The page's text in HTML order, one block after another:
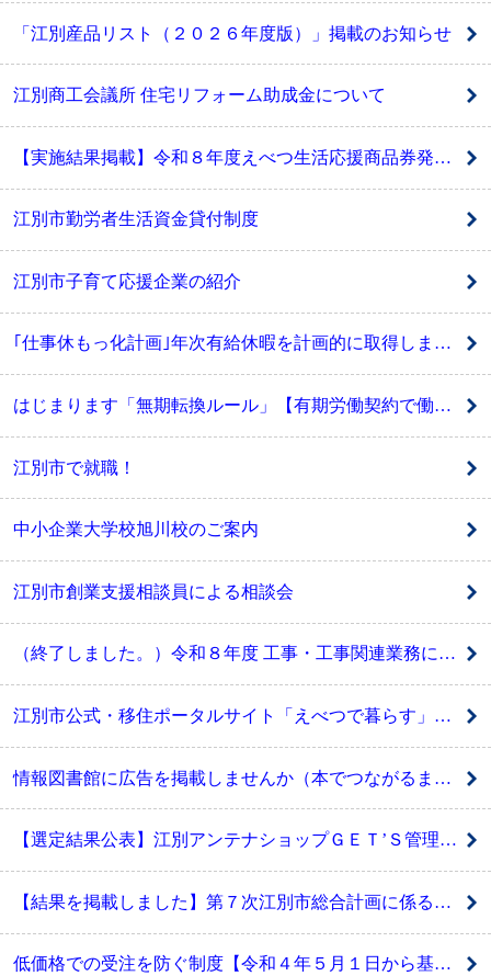
「江別産品リスト（２０２６年度版）」掲載のお知らせ
江別商工会議所 住宅リフォーム助成金について
【実施結果掲載】令和８年度えべつ生活応援商品券発行運営業務委託 公募型プロポーザルを実施します
江別市勤労者生活資金貸付制度
江別市子育て応援企業の紹介
｢仕事休もっ化計画｣年次有給休暇を計画的に取得しましょう （事業主･労働者の皆さまへ）
はじまります「無期転換ルール」【有期労働契約で働く皆さま、企業の皆さまへ】
江別市で就職！
中小企業大学校旭川校のご案内
江別市創業支援相談員による相談会
（終了しました。）令和８年度 工事・工事関連業務に係る競争入札参加資格の登録受付について【中間登録】
江別市公式・移住ポータルサイト「えべつで暮らす」に広告を掲載しませんか
情報図書館に広告を掲載しませんか（本でつながるまちづくり事業）
【選定結果公表】江別アンテナショップＧＥＴ’Ｓ管理運営及びリニューアル業務委託に係る公募型プロポーザルの実施について
【結果を掲載しました】第７次江別市総合計画に係る計画書デザイン及び紹介動画作成業務に係る公募型プロポーザルを実施します（公募終了）
低価格での受注を防ぐ制度【令和４年５月１日から基準が変わります】